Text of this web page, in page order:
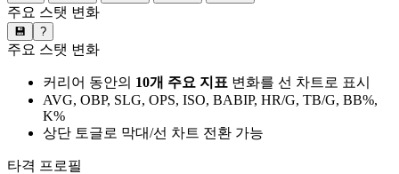
주요 스탯 변화
💾 ?
주요 스탯 변화
커리어 동안의 10개 주요 지표 변화를 선 차트로 표시
AVG, OBP, SLG, OPS, ISO, BABIP, HR/G, TB/G, BB%,
K%
상단 토글로 막대/선 차트 전환 가능
타격 프로필